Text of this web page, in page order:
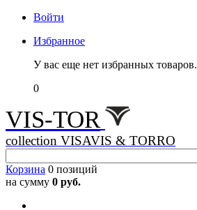
Войти
Избранное
У вас еще нет избранных товаров.
0
VIS-TOR
collection VISAVIS & TORRO
Корзина 0 позиций
на сумму 0 руб.